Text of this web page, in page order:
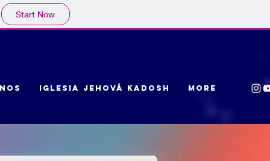
Start Now
IGLESIA JEHOVá KADOSH More